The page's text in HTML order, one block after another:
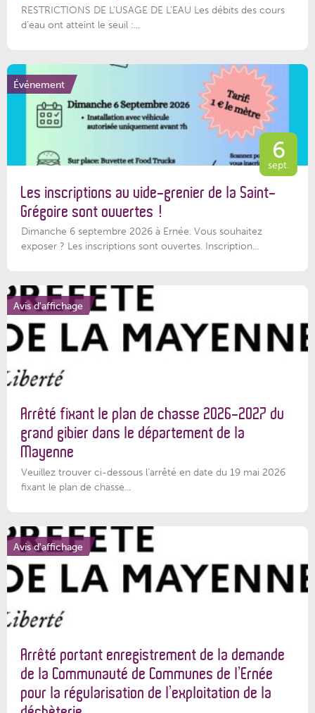
RESTRICTIONS DE L’USAGE DE L’EAU Les débits des cours
d'eau ont atteint le seuil :...
Événement
6
sept.
Les inscriptions au vide-grenier de la Saint-
Grégoire sont ouvertes !
Dimanche 6 septembre 2026 à Ernée. Vous souhaitez
exposer ? Les inscriptions sont ouvertes. Inscription...
Avis d'affichage
Arrêté fixant le plan de chasse 2026-2027 du
grand gibier dans le département de la
Mayenne
Veuillez trouver ci-dessous l’arrêté en date du 19 mai 2026
fixant le plan de chasse...
Avis d'affichage
Arrêté portant enregistrement de la demande
de la Communauté de Communes de l’Ernée
pour la régularisation de l’exploitation de la